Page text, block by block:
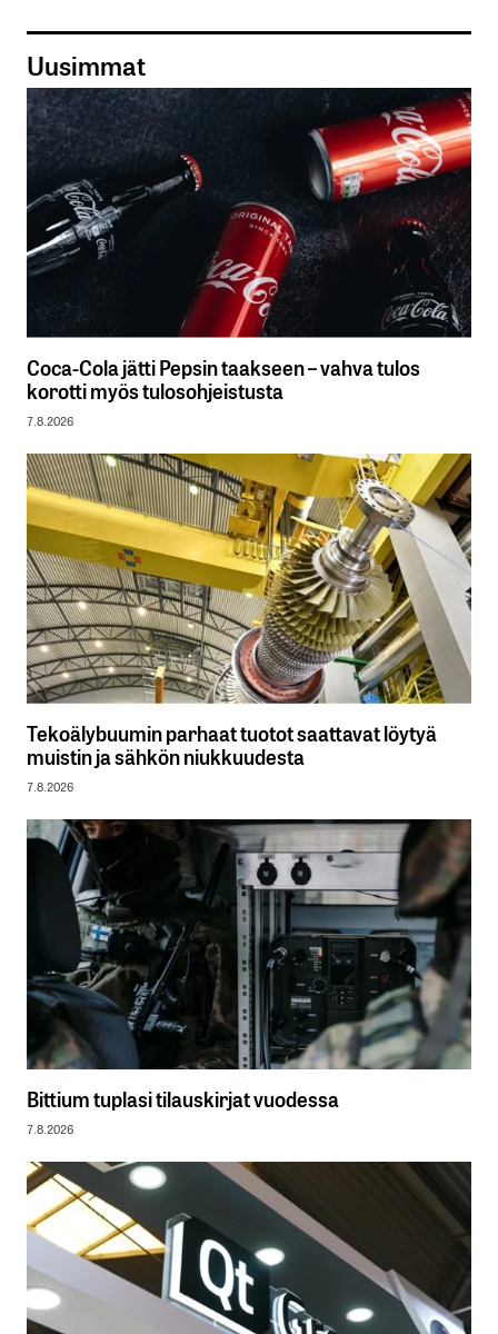
Uusimmat
Coca-Cola jätti Pepsin taakseen – vahva tulos
korotti myös tulosohjeistusta
7.8.2026
Tekoälybuumin parhaat tuotot saattavat löytyä
muistin ja sähkön niukkuudesta
7.8.2026
Bittium tuplasi tilauskirjat vuodessa
7.8.2026